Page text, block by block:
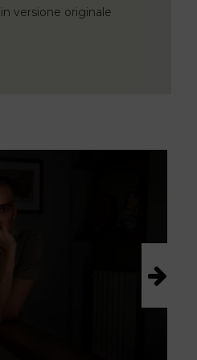
versione originale